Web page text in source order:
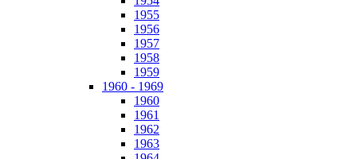
1955
1956
1957
1958
1959
1960 - 1969
1960
1961
1962
1963